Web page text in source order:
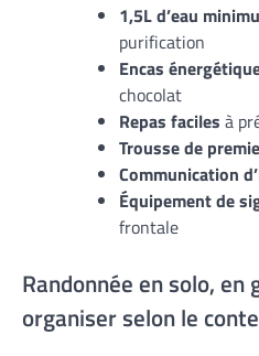
1,5L d’eau
purification
Encas
chocolat
Repas faciles à
Trousse de
Communication
Équipement de
frontale
Randonnée en solo,
organiser selon le